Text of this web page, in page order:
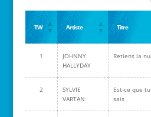
TW Artiste Titre
1
JOHNNY
HALLYDAY
Retiens la
2
SYLVIE
VARTAN
Est-ce que
sais